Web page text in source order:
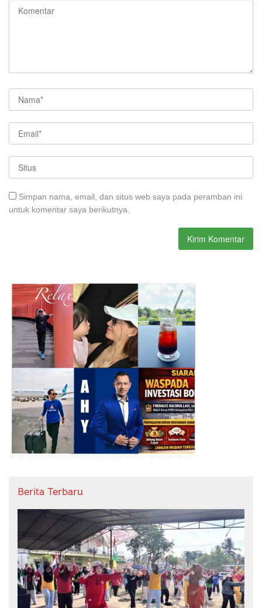
Simpan nama, email, dan situs web saya pada peramban ini
untuk komentar saya berikutnya.
Berita Terbaru